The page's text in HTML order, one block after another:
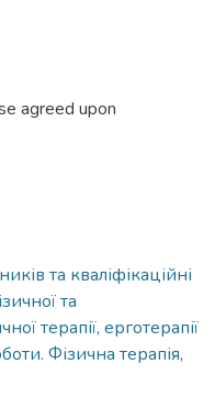
agreed upon
та кваліфікаційні
та
терапії, ерготерапії
Фізична терапія,